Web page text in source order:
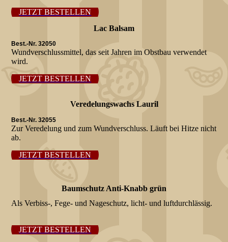
JETZT BESTELLEN
Lac Balsam
Best.-Nr. 32050
Wundverschlussmittel, das seit Jahren im Obstbau verwendet
wird.
JETZT BESTELLEN
Veredelungswachs Lauril
Best.-Nr. 32055
Zur Veredelung und zum Wundverschluss. Läuft bei Hitze nicht
ab.
JETZT BESTELLEN
Baumschutz Anti-Knabb grün
Als Verbiss-, Fege- und Nageschutz, licht- und luftdurchlässig.
JETZT BESTELLEN